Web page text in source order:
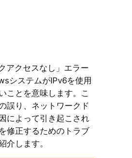
アクセスなし」エラー
システムがIPv6を使用
ことを意味します。こ
誤り、ネットワークド
によって引き起こされ
修正するためのトラブ
介します。